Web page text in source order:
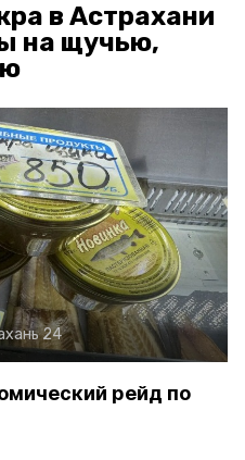
в Астрахани
на щучью,
24
рейд по